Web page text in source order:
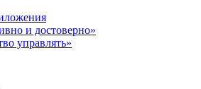
и достоверно»
управлять»